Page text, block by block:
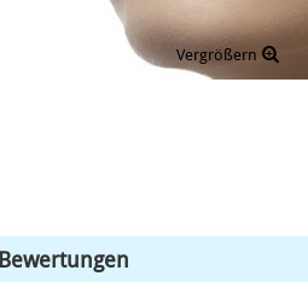
Vergrößern
Bewertungen